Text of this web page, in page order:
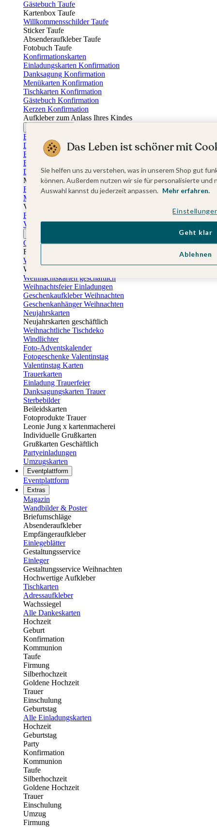
Gästebuch Taufe
Kartenbox Taufe
Willkommensschilder Taufe
Sticker Taufe
Absenderaufkleber Taufe
Fotobuch Taufe
Konfirmationskarten
Einladungskarten Konfirmation
Danksagung Konfirmation
Menükarten Konfirmation
Tischkarten Konfirmation
Gästebuch Konfirmation
Kerzen Konfirmation
Aufkleber zum Anlass Ihres Kindes
Einladungskarten Firmung
Dankeskarten Firmung
Einschulungskarten
Einladungskarten Einschulung
Danksagung Einschulung
Muttertag
Fotogeschenke Muttertag
Muttertagskarten
Vatertag
Fotogeschenke Vatertag
Vatertagskarten
Osterkarten
Fotogeschenke zu Ostern
Weihnachtskarten
Weihnachtskarten selbst gestalten
Weihnachtskarten geschäftlich
Weihnachtsfeier Einladungen
Geschenkaufkleber Weihnachten
Geschenkanhänger Weihnachten
Neujahrskarten
Neujahrskarten geschäftlich
Weihnachtliche Tischdeko
Windlichter
Foto-Adventskalender
Fotogeschenke Valentinstag
Valentinstag Karten
Trauerkarten
Einladung Trauerfeier
Danksagungskarten Trauer
Sterbebilder
Beileidskarten
Fotoprodukte Trauer
Leonie Jung x kartenmacherei
Individuelle Grußkarten
Grußkarten Geschäftlich
Partyeinladungen
Umzugskarten
Eventplattform
Eventplattform
Extras
Magazin
Wandbilder & Poster
Briefumschläge
Absenderaufkleber
Empfängeraufkleber
Einlegeblätter
Gestaltungsservice
Einleger
Gestaltungsservice Weihnachten
Hochwertige Aufkleber
Tischkarten
Adressaufkleber
Wachssiegel
Alle Dankeskarten
Hochzeit
Geburt
Konfirmation
Kommunion
Taufe
Firmung
Silberhochzeit
Goldene Hochzeit
Trauer
Einschulung
Geburtstag
Alle Einladungskarten
Hochzeit
Geburtstag
Party
Konfirmation
Kommunion
Taufe
Silberhochzeit
Goldene Hochzeit
Trauer
Einschulung
Umzug
Firmung
Das Leben ist schöner mit
Sie helfen uns zu verstehen, was in unserem Shop gut
können. Außerdem nutzen wir sie für personalisierte
Auswahl kannst du jederzeit anpassen. Mehr erfahren.
Ablehnen
Geht klar